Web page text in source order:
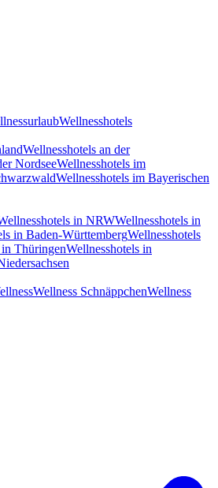
Wellnesshotels
Wellnesshotels an der
NordseeWellnesshotels im
Wellnesshotels im Bayerischen
in NRWWellnesshotels in
in Baden-WürttembergWellnesshotels
ThüringenWellnesshotels in
Wellness SchnäppchenWellness